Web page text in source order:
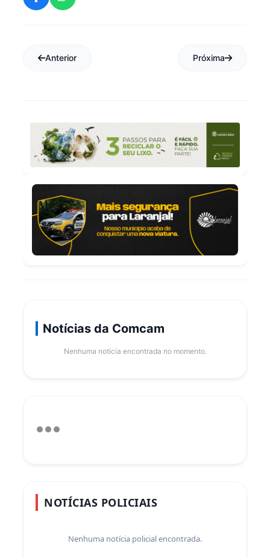
Anterior Próxima
Notícias da Comcam
Nenhuma notícia encontrada no momento.
NOTÍCIAS POLICIAIS
Nenhuma notícia policial encontrada.